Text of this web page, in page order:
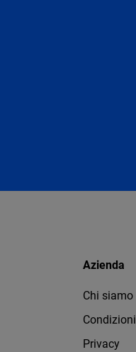
Azienda
Chi siamo
Condizioni
Privacy